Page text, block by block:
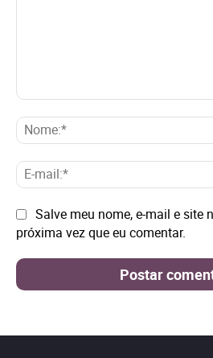
Site: Salve meu nome, e-mail e site
próxima vez que eu comentar.